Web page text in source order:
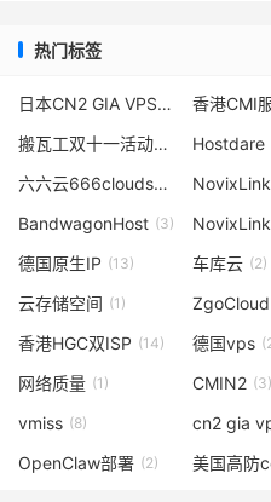
热门标签
日本CN2 GIA VPS 香港CMI
搬瓦工双十一活动 Hostdare
六六云666clouds
BandwagonHost (3)
德国原生IP (13) 车库云 (2)
云存储空间 (1) ZgoCloud
香港HGC双ISP (14) 德国vps
网络质量 (1) CMIN2 (3)
vmiss (8) cn2 gia
OpenClaw部署 (2)